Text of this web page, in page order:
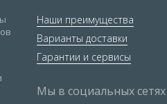
Наши преимущества
Варианты доставки
Гарантии и сервисы
Мы в социальных сетях